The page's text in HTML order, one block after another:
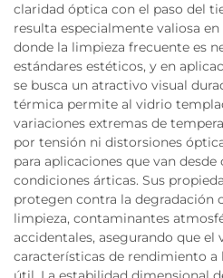
claridad óptica con el paso del
resulta especialmente valiosa
donde la limpieza frecuente es
estándares estéticos, y en
se busca un atractivo visual
térmica permite al vidrio
variaciones extremas de
por tensión ni distorsiones
para aplicaciones que van
condiciones árticas. Sus
protegen contra la degradación
limpieza, contaminantes
accidentales, asegurando que el
características de rendimiento a